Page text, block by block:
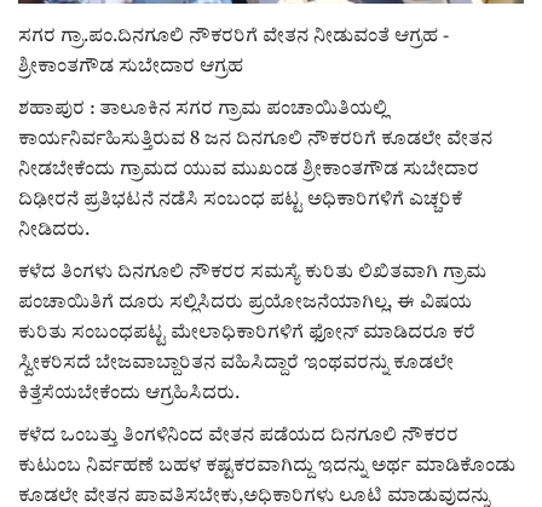
e-paper (ಇ–ಪೇಪರ್‌)
ಪುಸ್ತಕ ಪರಿಚಯ
ಅಂಕಣ
ಸಾಧಕರ ಪರಿಚಯ
ಪತ್ರಕರ್ತರ ಪರಿಚಯ
ಸಂಪಾದಕೀಯ
ಕವನ
Digital Subscription
ಸಗರ ಗ್ರಾ.ಪಂ.ದಿನಗೂಲಿ ನೌಕರರಿಗೆ ವೇತನ ನೀಡುವಂತೆ ಆಗ್ರಹ -
ಶ್ರೀಕಾಂತಗೌಡ ಸುಬೇದಾರ ಆಗ್ರಹ
ಶಹಾಪುರ : ತಾಲೂಕಿನ ಸಗರ ಗ್ರಾಮ ಪಂಚಾಯಿತಿಯಲ್ಲಿ
ಕಾರ್ಯನಿರ್ವಹಿಸುತ್ತಿರುವ 8 ಜನ ದಿನಗೂಲಿ ನೌಕರರಿಗೆ ಕೂಡಲೇ ವೇತನ
ನೀಡಬೇಕೆಂದು ಗ್ರಾಮದ ಯುವ ಮುಖಂಡ ಶ್ರೀಕಾಂತಗೌಡ ಸುಬೇದಾರ
ದಿಢೀರನೆ ಪ್ರತಿಭಟನೆ ನಡೆಸಿ ಸಂಬಂಧ ಪಟ್ಟ ಅಧಿಕಾರಿಗಳಿಗೆ ಎಚ್ಚರಿಕೆ
ನೀಡಿದರು.
ಕಳೆದ ತಿಂಗಳು ದಿನಗೂಲಿ ನೌಕರರ ಸಮಸ್ಯೆ ಕುರಿತು ಲಿಖಿತವಾಗಿ ಗ್ರಾಮ
ಪಂಚಾಯಿತಿಗೆ ದೂರು ಸಲ್ಲಿಸಿದರು ಪ್ರಯೋಜನೆಯಾಗಿಲ್ಲ, ಈ ವಿಷಯ
ಕುರಿತು ಸಂಬಂಧಪಟ್ಟ ಮೇಲಾಧಿಕಾರಿಗಳಿಗೆ ಫೋನ್ ಮಾಡಿದರೂ ಕರೆ
ಸ್ವೀಕರಿಸದೆ ಬೇಜವಾಬ್ದಾರಿತನ ವಹಿಸಿದ್ದಾರೆ ಇಂಥವರನ್ನು ಕೂಡಲೇ
ಕಿತ್ತೆಸೆಯಬೇಕೆಂದು ಆಗ್ರಹಿಸಿದರು.
ಕಳೆದ ಒಂಬತ್ತು ತಿಂಗಳಿನಿಂದ ವೇತನ ಪಡೆಯದ ದಿನಗೂಲಿ ನೌಕರರ
ಕುಟುಂಬ ನಿರ್ವಹಣೆ ಬಹಳ ಕಷ್ಟಕರವಾಗಿದ್ದು ಇದನ್ನು ಅರ್ಥ ಮಾಡಿಕೊಂಡು
ಕೂಡಲೇ ವೇತನ ಪಾವತಿಸಬೇಕು,ಅಧಿಕಾರಿಗಳು ಲೂಟಿ ಮಾಡುವುದನ್ನು